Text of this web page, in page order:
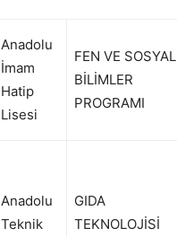
Anadolu
İmam
Hatip
Lisesi
FEN VE SOSYAL
BİLİMLER
PROGRAMI
Anadolu
Teknik
GIDA
TEKNOLOJİSİ